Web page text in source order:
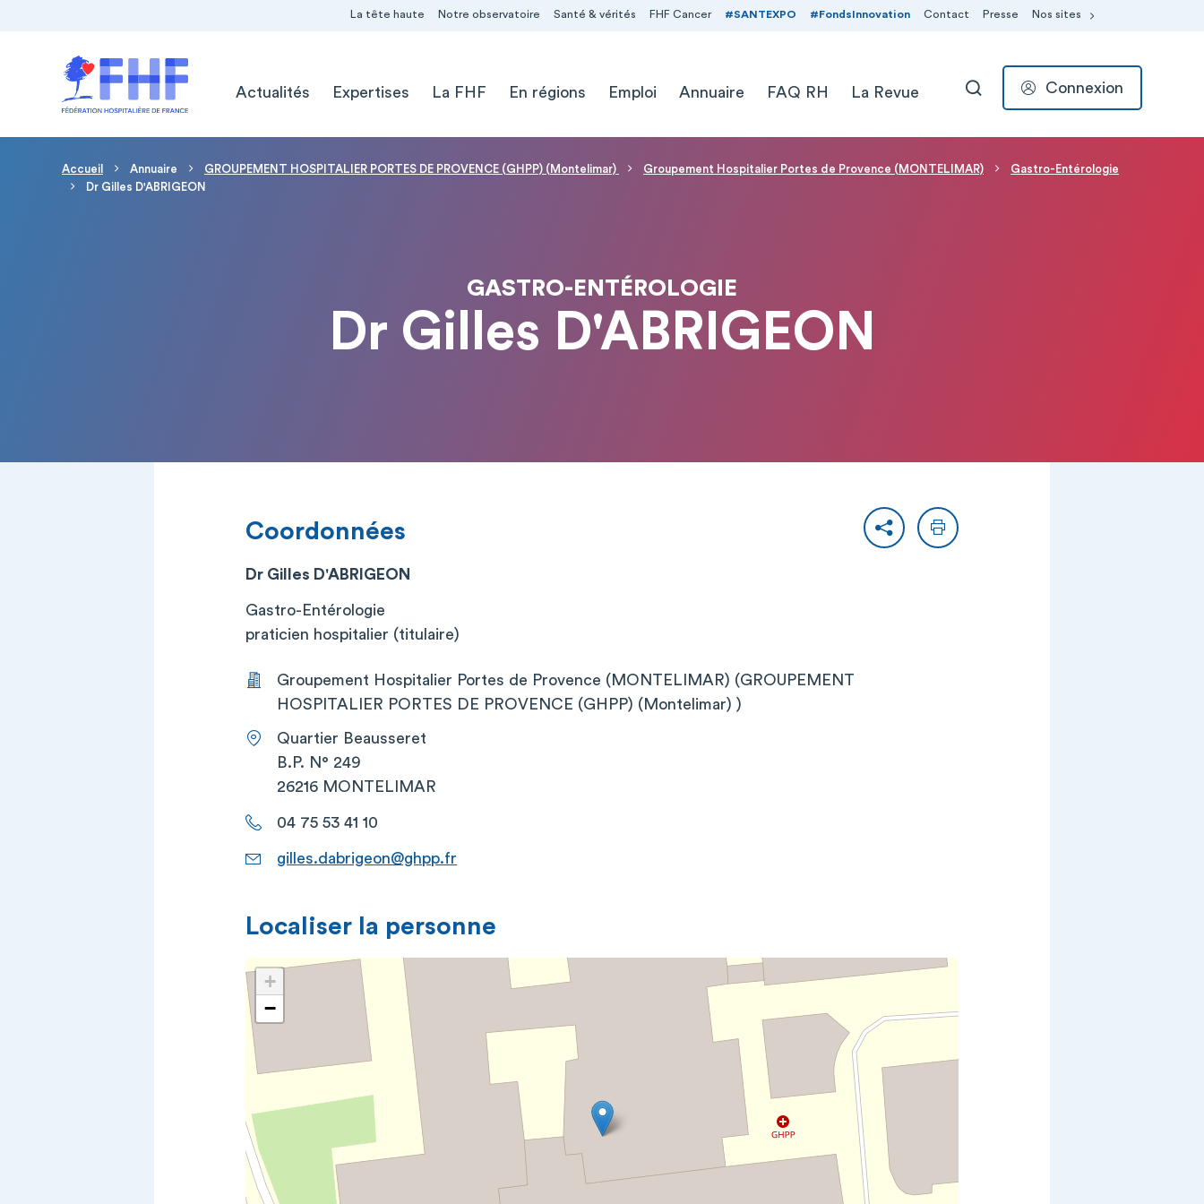
La tête haute Notre observatoire Santé & vérités FHF Cancer #SANTEXPO #FondsInnovation Contact Presse Nos sites
Actualités
Expertises La FHF En régions Emploi Annuaire FAQ RH La Revue RECHERCHER
Connexion
Fil d'Ariane
Accueil Annuaire GROUPEMENT HOSPITALIER PORTES DE PROVENCE (GHPP) (Montelimar) Groupement Hospitalier Portes de Provence (MONTELIMAR)
Gastro-Entérologie
Dr Gilles D'ABRIGEON
GASTRO-ENTÉROLOGIE
Dr Gilles D'ABRIGEON
PartagerImprimer
Coordonnées
Dr Gilles D'ABRIGEON
Gastro-Entérologie
praticien hospitalier (titulaire)
Groupement Hospitalier Portes de Provence (MONTELIMAR) (GROUPEMENT
HOSPITALIER PORTES DE PROVENCE (GHPP) (Montelimar) )
Quartier Beausseret
B.P. N° 249
26216 MONTELIMAR
04 75 53 41 10
gilles.dabrigeon@ghpp.fr
Localiser la personne
+
−